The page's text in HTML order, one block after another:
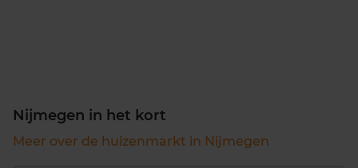
Nijmegen in het kort
Meer over de huizenmarkt in Nijmegen